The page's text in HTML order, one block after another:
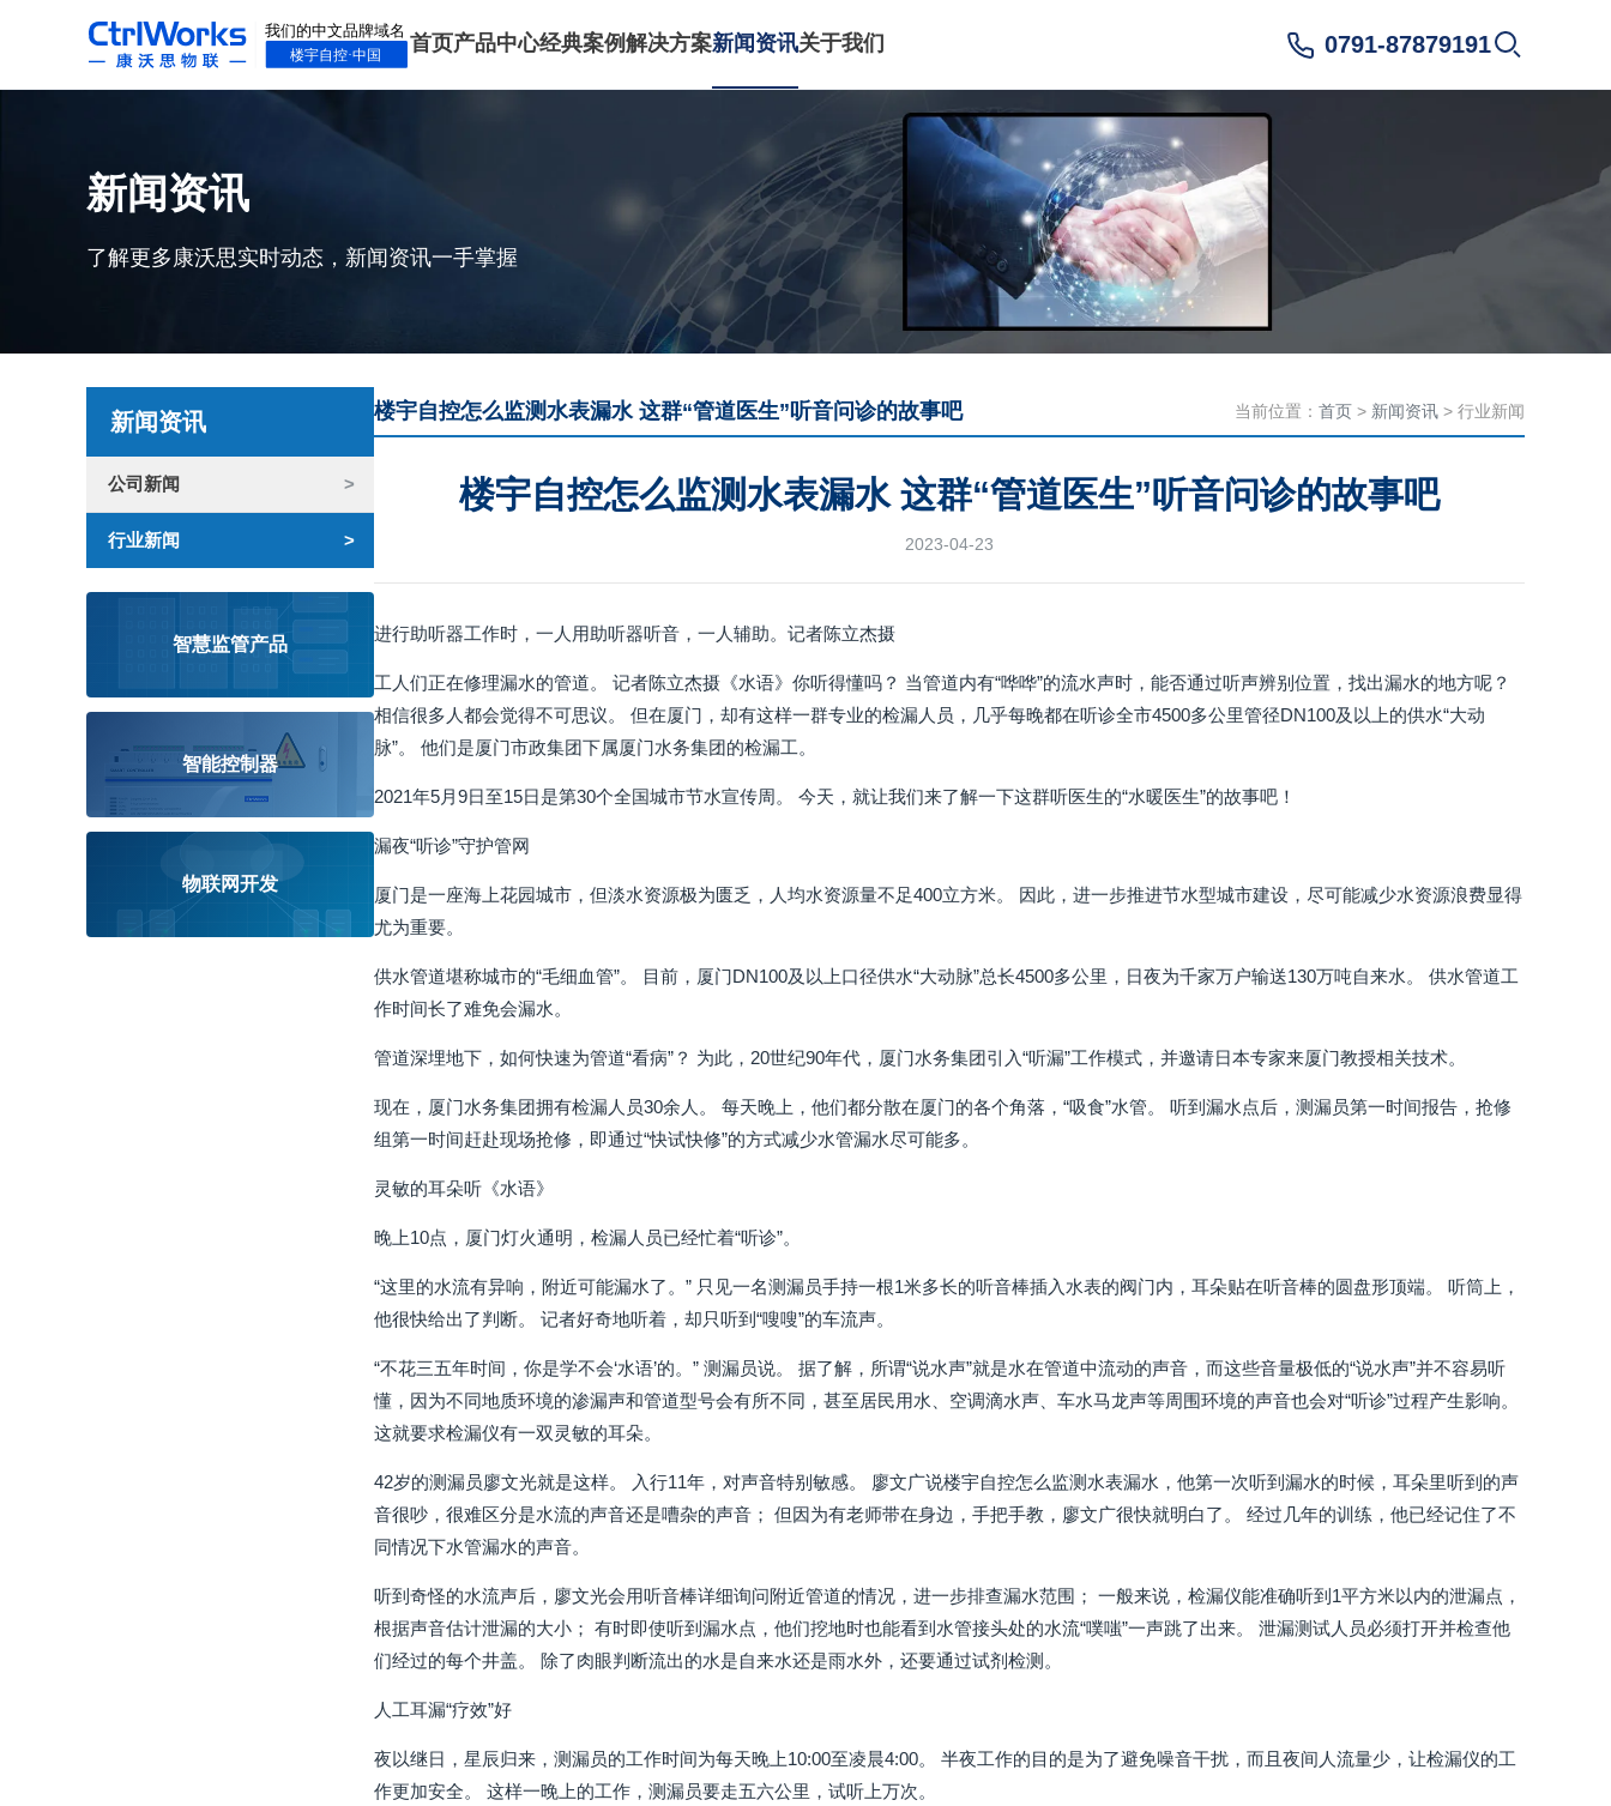
首页产品中心经典案例解决方案新闻资讯关于我们 0791-87879191
新闻资讯
了解更多康沃思实时动态，新闻资讯一手掌握
新闻资讯
公司新闻
行业新闻
智慧监管产品
智能控制器
物联网开发
楼宇自控怎么监测水表漏水 这群“管道医生”听音问诊的故事吧 当前位置： 首页 > 新闻资讯 > 行业新闻
楼宇自控怎么监测水表漏水 这群“管道医生”听音问诊的故事吧
2023-04-23
进行助听器工作时，一人用助听器听音，一人辅助。记者陈立杰摄
工人们正在修理漏水的管道。 记者陈立杰摄《水语》你听得懂吗？ 当管道内有“哗哗”的流水声时，能否通过听声辨别位置，找出漏水的地方呢？
相信很多人都会觉得不可思议。 但在厦门，却有这样一群专业的检漏人员，几乎每晚都在听诊全市4500多公里管径DN100及以上的供水“大动
脉”。 他们是厦门市政集团下属厦门水务集团的检漏工。
2021年5月9日至15日是第30个全国城市节水宣传周。 今天，就让我们来了解一下这群听医生的“水暖医生”的故事吧！
漏夜“听诊”守护管网
厦门是一座海上花园城市，但淡水资源极为匮乏，人均水资源量不足400立方米。 因此，进一步推进节水型城市建设，尽可能减少水资源浪费显得
尤为重要。
供水管道堪称城市的“毛细血管”。 目前，厦门DN100及以上口径供水“大动脉”总长4500多公里，日夜为千家万户输送130万吨自来水。 供水管道工
作时间长了难免会漏水。
管道深埋地下，如何快速为管道“看病”？ 为此，20世纪90年代，厦门水务集团引入“听漏”工作模式，并邀请日本专家来厦门教授相关技术。
现在，厦门水务集团拥有检漏人员30余人。 每天晚上，他们都分散在厦门的各个角落，“吸食”水管。 听到漏水点后，测漏员第一时间报告，抢修
组第一时间赶赴现场抢修，即通过“快试快修”的方式减少水管漏水尽可能多。
灵敏的耳朵听《水语》
晚上10点，厦门灯火通明，检漏人员已经忙着“听诊”。
“这里的水流有异响，附近可能漏水了。” 只见一名测漏员手持一根1米多长的听音棒插入水表的阀门内，耳朵贴在听音棒的圆盘形顶端。 听筒上，
他很快给出了判断。 记者好奇地听着，却只听到“嗖嗖”的车流声。
“不花三五年时间，你是学不会‘水语’的。” 测漏员说。 据了解，所谓“说水声”就是水在管道中流动的声音，而这些音量极低的“说水声”并不容易听
懂，因为不同地质环境的渗漏声和管道型号会有所不同，甚至居民用水、空调滴水声、车水马龙声等周围环境的声音也会对“听诊”过程产生影响。
这就要求检漏仪有一双灵敏的耳朵。
42岁的测漏员廖文光就是这样。 入行11年，对声音特别敏感。 廖文广说楼宇自控怎么监测水表漏水，他第一次听到漏水的时候，耳朵里听到的声
音很吵，很难区分是水流的声音还是嘈杂的声音； 但因为有老师带在身边，手把手教，廖文广很快就明白了。 经过几年的训练，他已经记住了不
同情况下水管漏水的声音。
听到奇怪的水流声后，廖文光会用听音棒详细询问附近管道的情况，进一步排查漏水范围； 一般来说，检漏仪能准确听到1平方米以内的泄漏点，
根据声音估计泄漏的大小； 有时即使听到漏水点，他们挖地时也能看到水管接头处的水流“噗嗤”一声跳了出来。 泄漏测试人员必须打开并检查他
们经过的每个井盖。 除了肉眼判断流出的水是自来水还是雨水外，还要通过试剂检测。
人工耳漏“疗效”好
夜以继日，星辰归来，测漏员的工作时间为每天晚上10:00至凌晨4:00。 半夜工作的目的是为了避免噪音干扰，而且夜间人流量少，让检漏仪的工
作更加安全。 这样一晚上的工作，测漏员要走五六公里，试听上万次。